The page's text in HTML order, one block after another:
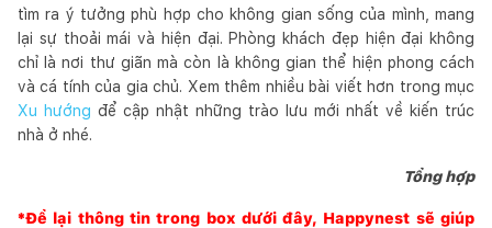
tìm ra ý tưởng phù hợp cho không gian sống của mình, mang
lại sự thoải mái và hiện đại. Phòng khách đẹp hiện đại không
chỉ là nơi thư giãn mà còn là không gian thể hiện phong cách
và cá tính của gia chủ. Xem thêm nhiều bài viết hơn trong mục
Xu hướng để cập nhật những trào lưu mới nhất về kiến trúc
nhà ở nhé.
Tổng hợp
*Để lại thông tin trong box dưới đây, Happynest sẽ giúp